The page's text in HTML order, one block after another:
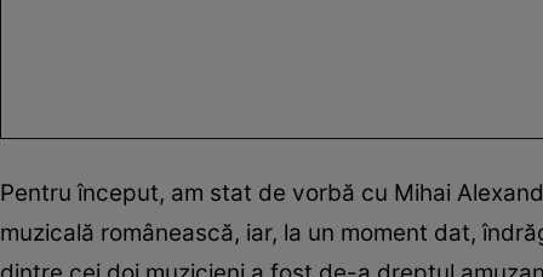
Pentru început, am stat de vorbă cu Mihai
muzicală românească, iar, la un moment dat,